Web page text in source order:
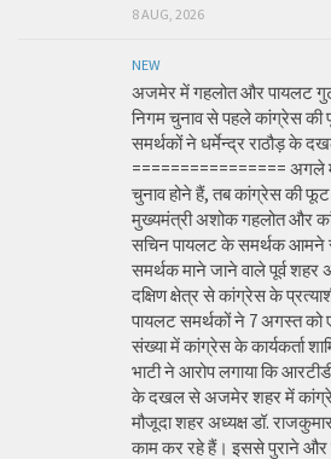
8 AUG, 2026
NEW
अजमेर में गहलोत और पायलट
निगम चुनाव से पहले कांग्रेस की
समर्थकों ने धर्मेन्द्र राठौड़ के
================
चुनाव होने हैं, तब कांग्रेस की फूट
मुख्यमंत्री अशोक गहलोत और
सचिन पायलट के समर्थक आमने
समर्थक माने जाने वाले पूर्व शहर
दक्षिण क्षेत्र से कांग्रेस के
पायलट समर्थकों ने 7 अगस्त
संख्या में कांग्रेस के कार्यकर्ता
भाटी ने आरोप लगाया कि
के दखल से अजमेर शहर में
मौजूदा शहर अध्यक्ष डॉ.
काम कर रहे हैं। इससे पुराने और